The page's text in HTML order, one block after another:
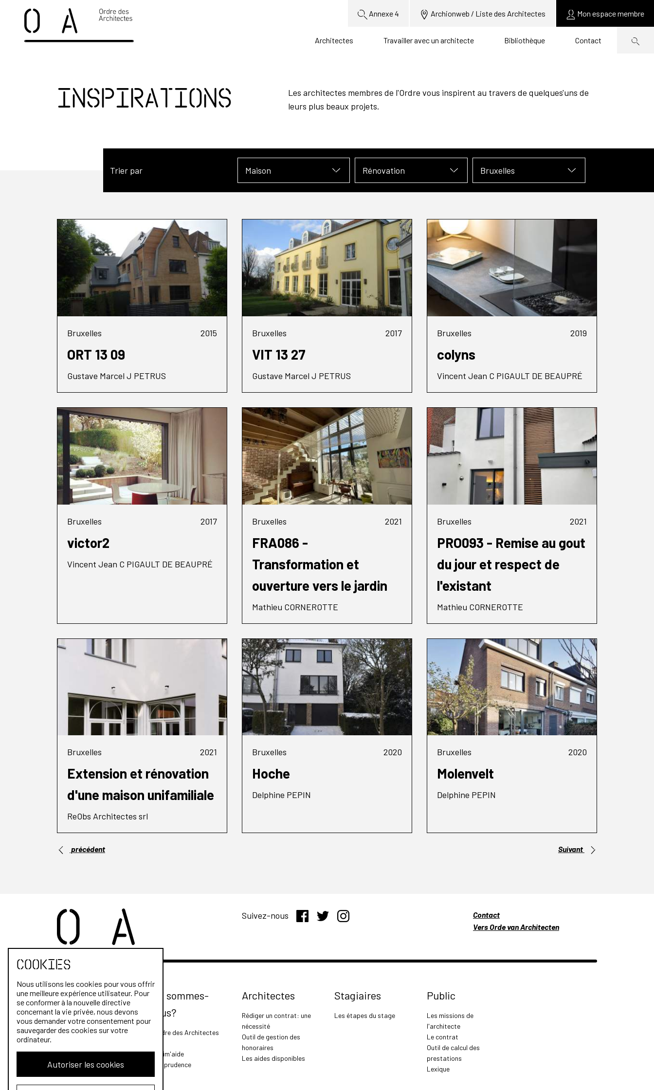
Annexe 4 Archionweb / Liste des Architectes Mon espace membre
Architectes Travailler avec un architecte Bibliothèque Contact
Inspirations
Les architectes membres de l'Ordre vous inspirent au travers de quelques'uns de
leurs plus beaux projets.
Trier par Maison Rénovation Bruxelles
Bruxelles 2015
ORT 13 09
Gustave Marcel J PETRUS
Bruxelles 2017
VIT 13 27
Gustave Marcel J PETRUS
Bruxelles 2019
colyns
Vincent Jean C PIGAULT DE BEAUPRÉ
Bruxelles 2017
victor2
Vincent Jean C PIGAULT DE BEAUPRÉ
Bruxelles 2021
FRA086 -
Transformation et
ouverture vers le jardin
Mathieu CORNEROTTE
Bruxelles 2021
PRO093 - Remise au gout
du jour et respect de
l'existant
Mathieu CORNEROTTE
Bruxelles 2021
Extension et rénovation
d'une maison unifamiliale
ReObs Architectes srl
Bruxelles 2020
Hoche
Delphine PEPIN
Bruxelles 2020
Molenvelt
Delphine PEPIN
précédent Suivant
Suivez-nous
Contact
Vers Orde van Architecten
Qui sommes-
nous?
L'Ordre des Architectes
Archim'aide
Jurisprudence
Architectes
Rédiger un contrat: une
nécessité
Outil de gestion des
honoraires
Les aides disponibles
Stagiaires
Les étapes du stage
Public
Les missions de
l'architecte
Le contrat
Outil de calcul des
prestations
Lexique
Cookies
Nous utilisons les cookies pour vous offrir
une meilleure expérience utilisateur. Pour
se conformer à la nouvelle directive
concernant la vie privée, nous devons
vous demander votre consentement pour
sauvegarder des cookies sur votre
ordinateur.
Autoriser les cookies